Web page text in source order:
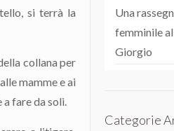
si terrà la
collana per
mamme e ai
fare da soli.
Una
femminile
Giorgio
Categorie